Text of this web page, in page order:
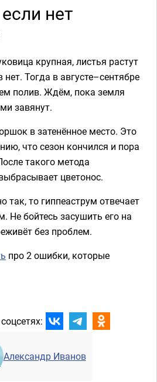
нет
крупная, листья растут
Тогда в августе–сентябре
полив. Ждём, пока земля
завянут.
в затенённое место. Это
что сезон кончился и пора
такого метода
цветонос.
так, то гиппеаструм отвечает
Не бойтесь засушить его на
без проблем.
про 2 ошибки, которые
Александр Иванов